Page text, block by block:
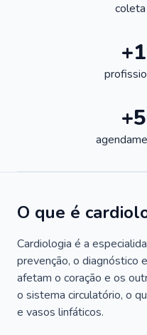
O que é
Cardiologia é a
prevenção, o diagnóstico
afetam o coração e os
o sistema circulatório, o
e vasos linfáticos.